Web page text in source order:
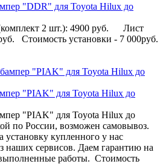
"DDR" для Toyota Hilux до
2 шт.): 4900 руб. Лист
Стоимость установки - 7 000руб.
"PIAK" для Toyota Hilux до
"PIAK" для Toyota Hilux до
по России, возможен самовывоз.
установку купленного у нас
наших сервисов. Даем гарантию на
работы. Стоимость